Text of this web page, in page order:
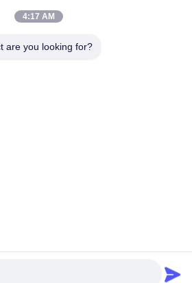
Bely Energy Technology Co.,
prawa zastrzeżone.
4:17 AM
are you looking for?